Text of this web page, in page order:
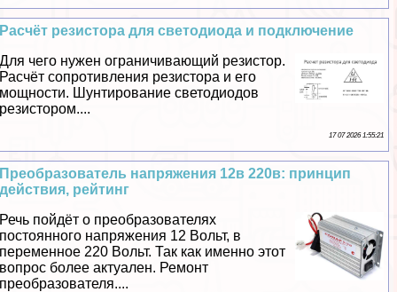
Расчёт резистора для светодиода и подключение
Для чего нужен ограничивающий резистор.
Расчёт сопротивления резистора и его
мощности. Шунтирование светодиодов
резистором....
17 07 2026 1:55:21
Преобразователь напряжения 12в 220в: принцип
действия, рейтинг
Речь пойдёт о преобразователях
постоянного напряжения 12 Вольт, в
переменное 220 Вольт. Так как именно этот
вопрос более актуален. Ремонт
преобразователя....